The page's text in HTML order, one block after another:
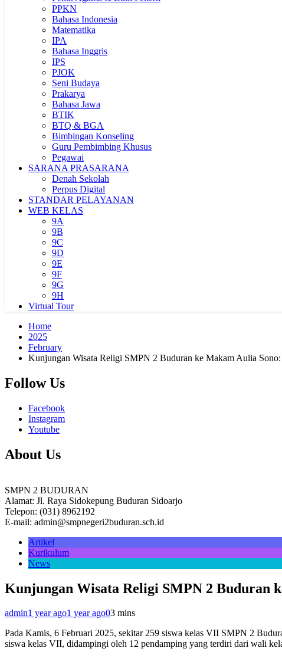
PPKN
Bahasa Indonesia
Matematika
IPA
Bahasa Inggris
IPS
PJOK
Seni Budaya
Prakarya
Bahasa Jawa
BTIK
BTQ & BGA
Bimbingan Konseling
Guru Pembimbing Khusus
Pegawai
SARANA PRASARANA
Denah Sekolah
Perpus Digital
STANDAR PELAYANAN
WEB KELAS
9A
9B
9C
9D
9E
9F
9G
9H
Virtual Tour
Home
2025
February
Kunjungan Wisata Religi SMPN 2 Buduran ke Makam Aulia
Follow Us
Facebook
Instagram
Youtube
About Us
SMPN 2 BUDURAN
Alamat: Jl. Raya Sidokepung Buduran Sidoarjo
Telepon: (031) 8962192
E-mail: admin@smpnegeri2buduran.sch.id
Artikel
Kurikulum
News
Kunjungan Wisata Religi SMPN 2 Buduran
admin1 year ago1 year ago03 mins
Pada Kamis, 6 Februari 2025, sekitar 259 siswa kelas VII SMPN 2
siswa kelas VII, didampingi oleh 12 pendamping yang terdiri dari wali